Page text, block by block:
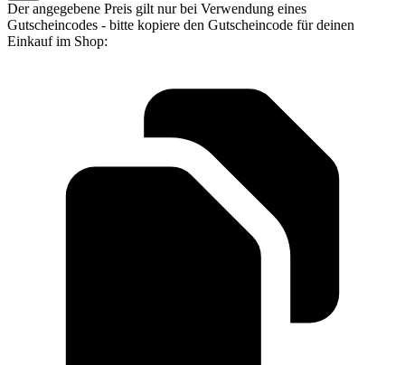
Der angegebene Preis gilt nur bei Verwendung eines
Gutscheincodes - bitte kopiere den Gutscheincode für deinen
Einkauf im Shop: